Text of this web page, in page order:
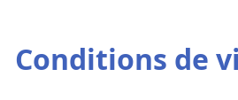
Conditions de